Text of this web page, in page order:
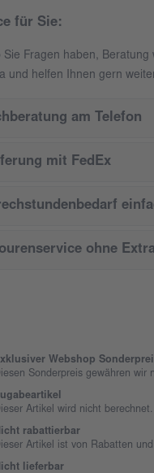
für Sie:
Sie Fragen haben,
und helfen Ihnen gern
am Telefon
mit FedEx
ohne
Webshop
Sonderpreis gewähren wir
Artikel wird nicht berechnet.
rabattierbar
Artikel ist von Rabatten
lieferbar